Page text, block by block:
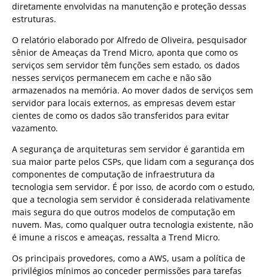
diretamente envolvidas na manutenção e proteção dessas
estruturas.
O relatório elaborado por Alfredo de Oliveira, pesquisador
sênior de Ameaças da Trend Micro, aponta que como os
serviços sem servidor têm funções sem estado, os dados
nesses serviços permanecem em cache e não são
armazenados na memória. Ao mover dados de serviços sem
servidor para locais externos, as empresas devem estar
cientes de como os dados são transferidos para evitar
vazamento.
A segurança de arquiteturas sem servidor é garantida em
sua maior parte pelos CSPs, que lidam com a segurança dos
componentes de computação de infraestrutura da
tecnologia sem servidor. É por isso, de acordo com o estudo,
que a tecnologia sem servidor é considerada relativamente
mais segura do que outros modelos de computação em
nuvem. Mas, como qualquer outra tecnologia existente, não
é imune a riscos e ameaças, ressalta a Trend Micro.
Os principais provedores, como a AWS, usam a política de
privilégios mínimos ao conceder permissões para tarefas